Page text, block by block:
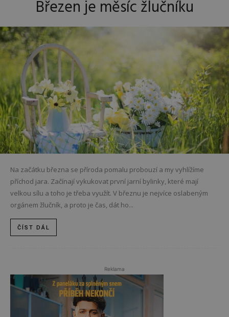
Březen je měsíc žlučníku
Na začátku března se příroda pomalu probouzí a my vyhlížíme
příchod jara. Začínají vykukovat první jarní bylinky, které mají
velkou sílu a toho je třeba využít. V březnu je nejvíce oslabeným
orgánem žlučník, a proto je čas, dát ho...
ČÍST DÁL
Reklama